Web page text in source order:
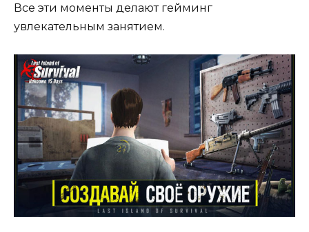
Все эти моменты делают гейминг
увлекательным занятием.